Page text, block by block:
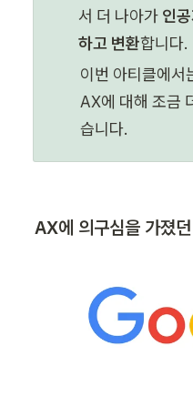
서 더 나아가 인
하고 변환합니다.
이번 아티클에서
AX에 대해 조금
습니다.
AX에 의구심을 가졌